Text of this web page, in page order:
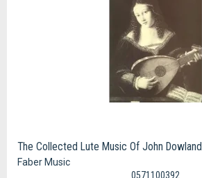
The Collected Lute Music Of John
Faber Music
0571100392